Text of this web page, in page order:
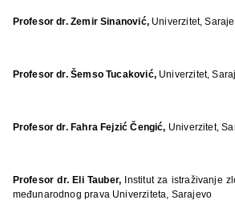
Profesor dr. Zemir Sinanović,Univerzitet,
Profesor dr. Šemso Tucaković,Univerzitet,
Profesor dr. Fahra Fejzić Čengić, Univerzitet,
Profesor dr. Eli Tauber, Institut za istraživanje
međunarodnog prava Univerziteta, Sarajevo